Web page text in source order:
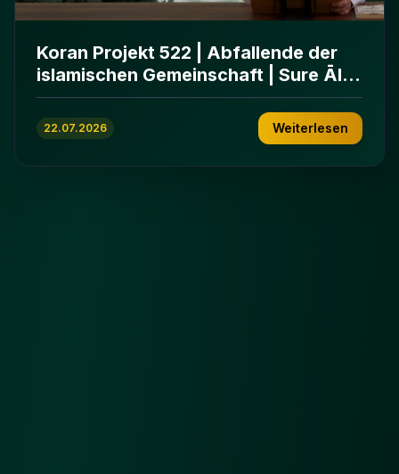
Koran Projekt 522 | Abfallende der
islamischen Gemeinschaft | Sure Āl
ʿImrān 86-102
22.07.2026 Weiterlesen